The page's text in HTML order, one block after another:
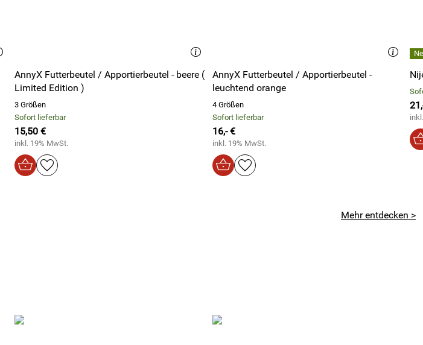
AnnyX Futterbeutel / Apportierbeutel - beere (
Limited Edition )
3 Größen
Sofort lieferbar
15,50 €
inkl. 19% MwSt.
AnnyX Futterbeutel / Apportierbeutel -
leuchtend orange
4 Größen
Sofort lieferbar
16,- €
inkl. 19% MwSt.
Mehr entdecken >